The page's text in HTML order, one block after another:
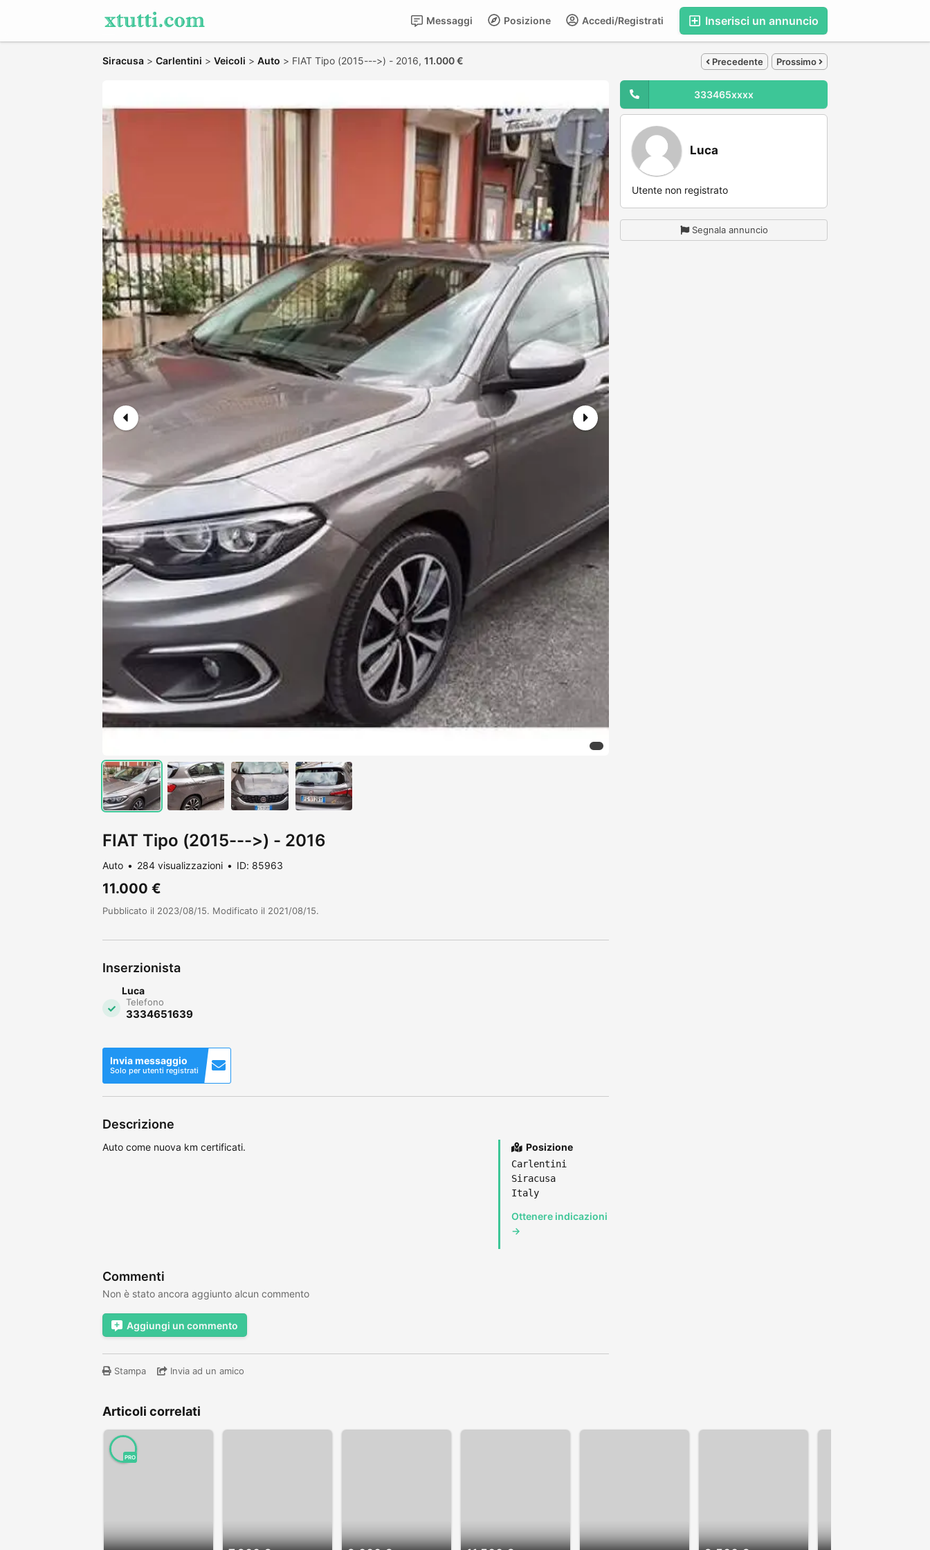
Inserisci un annuncio
Accedi/Registrati
Posizione
Messaggi
Siracusa > Carlentini > Veicoli > Auto > FIAT Tipo (2015--->) - 2016, 11.000 € Precedente Prossimo
FIAT Tipo (2015--->) - 2016
Auto 284 visualizzazioni ID: 85963
11.000 €
Pubblicato il 2023/08/15. Modificato il 2021/08/15.
Inserzionista
Luca
Telefono
3334651639
Invia messaggio
Solo per utenti registrati
Descrizione
Auto come nuova km certificati. Posizione
Carlentini
Siracusa
Italy
Ottenere indicazioni
→
Commenti
Non è stato ancora aggiunto alcun commento
Aggiungi un commento
Stampa Invia ad un amico
333465xxxx
Luca
Utente non registrato
Segnala annuncio
Articoli correlati
PRO